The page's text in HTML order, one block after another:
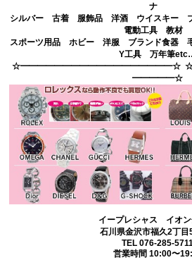
ナ
シルバー 古着 服飾品 洋酒 ウイスキー
電動工具 教材
スポーツ用品 ホビー 洋服 ブランド食器
Y工具 万年筆
☆━━━━━━━━━━━━━━━━━━☆
━━━━━☆
イープレシャス イオ
石川県金沢市福久2丁目
TEL 076-285-
営業時間 10:00〜